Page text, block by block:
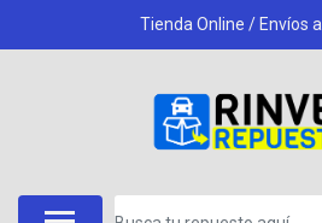
Tienda Online / Envíos